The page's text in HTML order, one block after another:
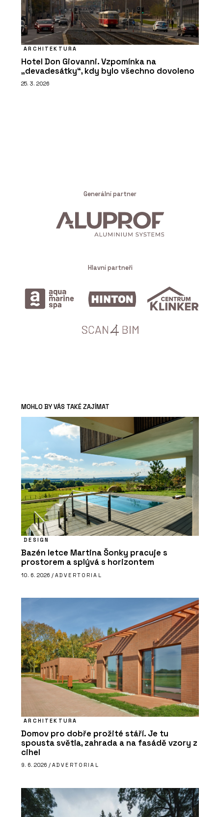
ARCHITEKTURA
Hotel Don Giovanni. Vzpomínka na
„devadesátky“, kdy bylo všechno dovoleno
25. 3. 2026
Generální partner
Hlavní partneři
MOHLO BY VÁS TAKÉ ZAJÍMAT
DESIGN
Bazén letce Martina Šonky pracuje s
prostorem a splývá s horizontem
10. 6. 2026 / ADVERTORIAL
ARCHITEKTURA
Domov pro dobře prožité stáří. Je tu
spousta světla, zahrada a na fasádě vzory z
cihel
9. 6. 2026 / ADVERTORIAL